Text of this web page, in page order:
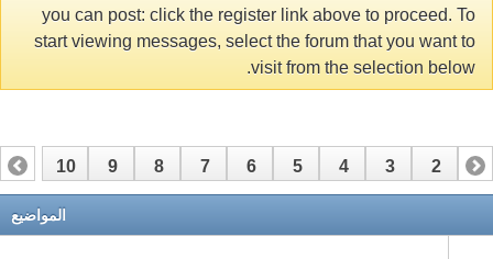
you can post: click the register link above to proceed. To
start viewing messages, select the forum that you want to
visit from the selection below.
1
2
3
4
5
6
7
8
9
10
المواضيع